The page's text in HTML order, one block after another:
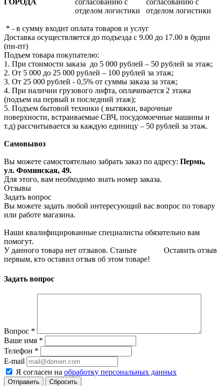
ГОРОДА
согласованию с
отделом логистики
согласованию с
отделом логистики
* - в сумму входит оплата товаров и услуг
Доставка осуществляется до подъезда с 9.00 до 17.00 в будни
(пн-пт)
Подъем товара покупателю:
1. При стоимости заказа до 5 000 рублей – 50 рублей за этаж;
2. От 5 000 до 25 000 рублей – 100 рублей за этаж;
3. От 25 000 рублей - 0,5% от суммы заказа за этаж;
4. При наличии грузового лифта, оплачивается 2 этажа
(подъем на первый и последний этаж);
5. Подъем бытовой техники ( вытяжки, варочные
поверхности, встраиваемые СВЧ, посудомоечные машины и
т.д) рассчитывается за каждую единицу – 50 рублей за этаж.
Самовывоз
Вы можете самостоятельно забрать заказ по адресу: Пермь,
ул. Фоминская, 49.
Для этого, вам необходимо знать номер заказа.
Отзывы
Задать вопрос
Вы можете задать любой интересующий вас вопрос по товару
или работе магазина.
Наши квалифицированные специалисты обязательно вам
помогут.
Оставить отзыв
У данного товара нет отзывов. Станьте
первым, кто оставил отзыв об этом товаре!
Задать вопрос
Вопрос *
Ваше имя *
Телефон *
E-mail
Я согласен на обработку персональных данных
Сбросить